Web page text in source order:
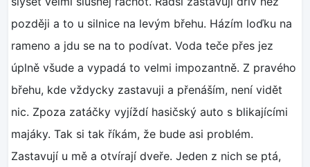
později a to u silnice na levým břehu. Házím loďku na
rameno a jdu se na to podívat. Voda teče přes jez
úplně všude a vypadá to velmi impozantně. Z pravého
břehu, kde vždycky zastavuji a přenáším, není vidět
nic. Zpoza zatáčky vyjíždí hasičský auto s blikajícími
majáky. Tak si tak říkám, že bude asi problém.
Zastavují u mě a otvírají dveře. Jeden z nich se ptá,